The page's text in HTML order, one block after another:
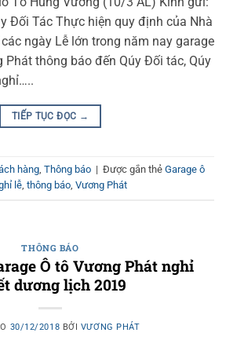
Đối Tác Thực hiện quy định của Nhà
ngày Lễ lớn trong năm nay garage
thông báo đến Qúy Đối tác, Qúy
TIẾP TỤC ĐỌC →
hàng, Thông báo | Được gắn thẻ Garage ô
lễ, thông báo, Vương Phát
THÔNG BÁO
Ô tô Vương Phát nghỉ
dương lịch 2019
30/12/2018 BỞI VƯƠNG PHÁT